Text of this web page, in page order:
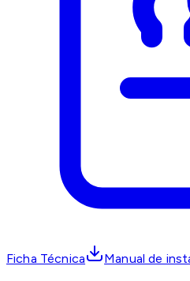
Ficha Técnica Manual de